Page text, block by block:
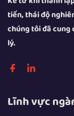
tiến, thái độ
chúng tôi đã cung
lý.
Lĩnh vực